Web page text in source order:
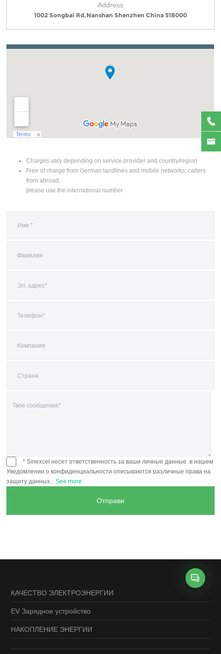
Address
1002 Songbai Rd,Nanshan Shenzhen China 518000
Charges vary depending on service provider and country/region
Free of charge from German landlines and mobile networks; callers
from abroad,
please use the international number
* Sinexcel несет ответственность за ваши личные данные. в нашем
Уведомлении о конфиденциальности описываются различные права на
защиту данных...See more
КАЧЕСТВО ЭЛЕКТРОЭНЕРГИИ
EV Зарядное устройство
НАКОПЛЕНИЕ ЭНЕРГИИ